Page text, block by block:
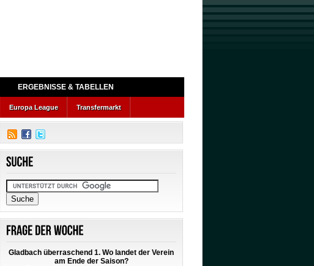
ERGEBNISSE & TABELLEN
Europa League Transfermarkt
Gladbach überraschend 1. Wo landet der Verein
am Ende der Saison?